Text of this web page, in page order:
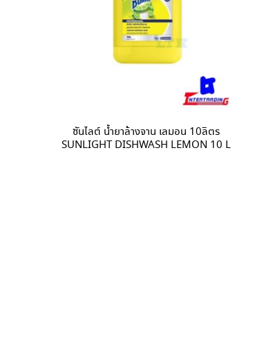
ซันไลต์ น้ำยาล้างจาน เลมอน 10ลิตร
SUNLIGHT DISHWASH LEMON 10 L